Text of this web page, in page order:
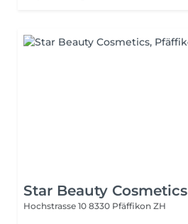
Star Beauty Cosmetics
Hochstrasse 10 8330 Pfäffikon ZH